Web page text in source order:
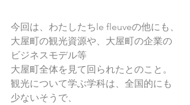
今回は、わたしたちle fleuveの他にも、
大屋町の観光資源や、大屋町の企業の
ビジネスモデル等
大屋町全体を見て回られたとのこと。
観光について学ぶ学科は、全国的にも
少ないそうで、